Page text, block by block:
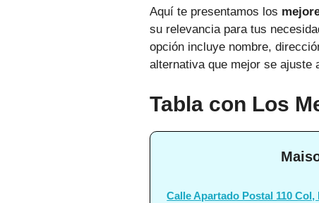
Aquí te presentamos los
su relevancia para tus
opción incluye nombre,
alternativa que mejor se ajuste
Tabla con Los
Calle Apartado Postal 110 Col,